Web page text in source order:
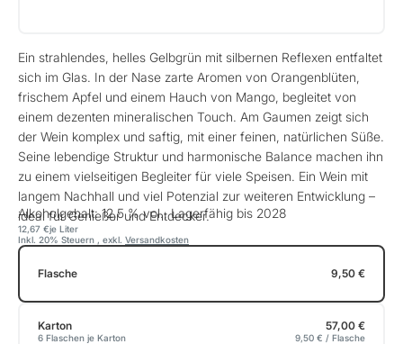
Ein strahlendes, helles Gelbgrün mit silbernen Reflexen entfaltet
sich im Glas. In der Nase zarte Aromen von Orangenblüten,
frischem Apfel und einem Hauch von Mango, begleitet von
einem dezenten mineralischen Touch. Am Gaumen zeigt sich
der Wein komplex und saftig, mit einer feinen, natürlichen Süße.
Seine lebendige Struktur und harmonische Balance machen ihn
zu einem vielseitigen Begleiter für viele Speisen. Ein Wein mit
langem Nachhall und viel Potenzial zur weiteren Entwicklung –
ideal für Genießer und Entdecker.
Alkoholgehalt: 12,5 % vol., Lagerfähig bis 2028
je Liter
12,67 €
Inkl. 20% Steuern , exkl. Versandkosten
Flasche 9,50 €
Karton 57,00 €
6 Flaschen je Karton 9,50 € / Flasche